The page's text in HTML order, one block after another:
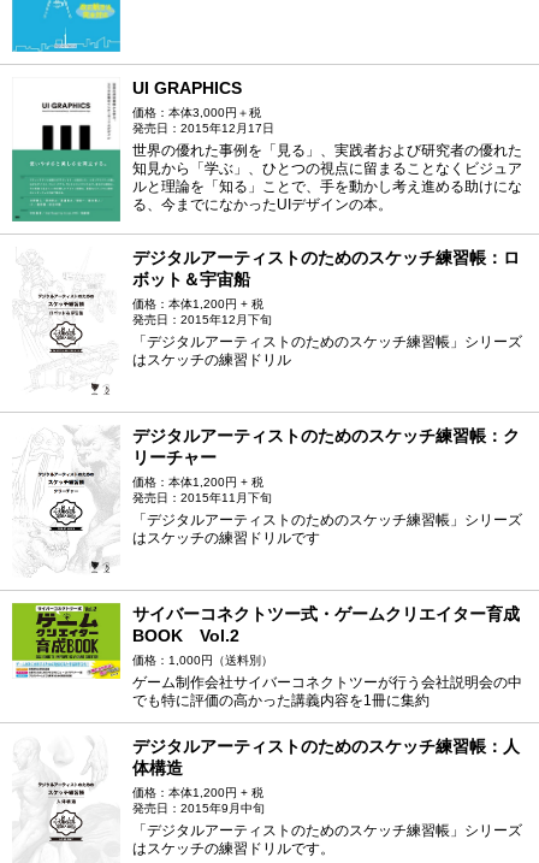
UI GRAPHICS
価格：本体3,000円＋税
発売日：2015年12月17日
世界の優れた事例を「見る」、実践者および研究者の優れた
知見から「学ぶ」、ひとつの視点に留まることなくビジュア
ルと理論を「知る」ことで、手を動かし考え進める助けにな
る、今までになかったUIデザインの本。
デジタルアーティストのためのスケッチ練習帳：ロ
ボット＆宇宙船
価格：本体1,200円 + 税
発売日：2015年12月下旬
「デジタルアーティストのためのスケッチ練習帳」シリーズ
はスケッチの練習ドリル
デジタルアーティストのためのスケッチ練習帳：ク
リーチャー
価格：本体1,200円 + 税
発売日：2015年11月下旬
「デジタルアーティストのためのスケッチ練習帳」シリーズ
はスケッチの練習ドリルです
サイバーコネクトツー式・ゲームクリエイター育成
BOOK Vol.2
価格：1,000円（送料別）
ゲーム制作会社サイバーコネクトツーが行う会社説明会の中
でも特に評価の高かった講義内容を1冊に集約
デジタルアーティストのためのスケッチ練習帳：人
体構造
価格：本体1,200円 + 税
発売日：2015年9月中旬
「デジタルアーティストのためのスケッチ練習帳」シリーズ
はスケッチの練習ドリルです。